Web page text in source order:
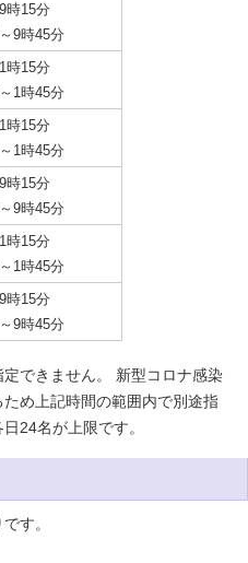
時15分
9時45分
時15分
1時45分
時15分
1時45分
時15分
9時45分
時15分
1時45分
時15分
9時45分
定できません。 新型コロナ感染
め上記時間の範囲内で別途指
24名が上限です。
す。